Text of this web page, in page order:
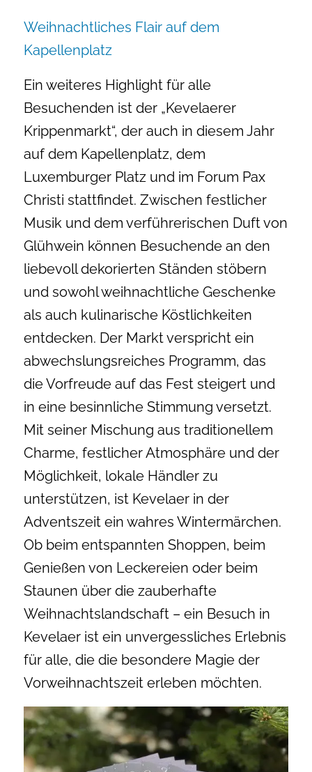
Weihnachtliches Flair auf dem
Kapellenplatz
Ein weiteres Highlight für alle
Besuchenden ist der „Kevelaerer
Krippenmarkt“, der auch in diesem Jahr
auf dem Kapellenplatz, dem
Luxemburger Platz und im Forum Pax
Christi stattfindet. Zwischen festlicher
Musik und dem verführerischen Duft von
Glühwein können Besuchende an den
liebevoll dekorierten Ständen stöbern
und sowohl weihnachtliche Geschenke
als auch kulinarische Köstlichkeiten
entdecken. Der Markt verspricht ein
abwechslungsreiches Programm, das
die Vorfreude auf das Fest steigert und
in eine besinnliche Stimmung versetzt.
Mit seiner Mischung aus traditionellem
Charme, festlicher Atmosphäre und der
Möglichkeit, lokale Händler zu
unterstützen, ist Kevelaer in der
Adventszeit ein wahres Wintermärchen.
Ob beim entspannten Shoppen, beim
Genießen von Leckereien oder beim
Staunen über die zauberhafte
Weihnachtslandschaft – ein Besuch in
Kevelaer ist ein unvergessliches Erlebnis
für alle, die die besondere Magie der
Vorweihnachtszeit erleben möchten.